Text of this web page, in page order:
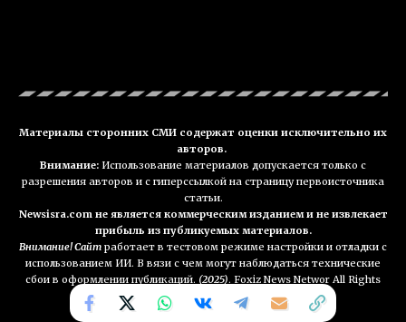
Материалы сторонних СМИ содержат оценки исключительно их
авторов.
Внимание: Использование материалов допускается только с
разрешения авторов и с гиперссылкой на страницу первоисточника
статьи.
Newsisra.com не является коммерческим изданием и не извлекает
прибыль из публикуемых материалов.
Внимание! Сайт работает в тестовом режиме настройки и отладки с
использованием ИИ. В вязи с чем могут наблюдаться технические
сбои в оформлении публикаций. (2025). Foxiz News Networ All Rights
Reserved. NEWSisra.com